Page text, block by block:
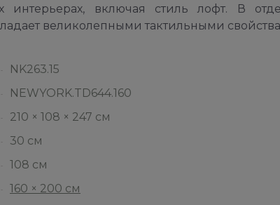
включая стиль лофт. В
великолепными тактильными
NK263.15
NEWYORK.TD644.160
210 × 108 × 247 см
30 см
108 см
160 × 200 см